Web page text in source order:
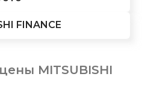
FINANCE
MITSUBISHI